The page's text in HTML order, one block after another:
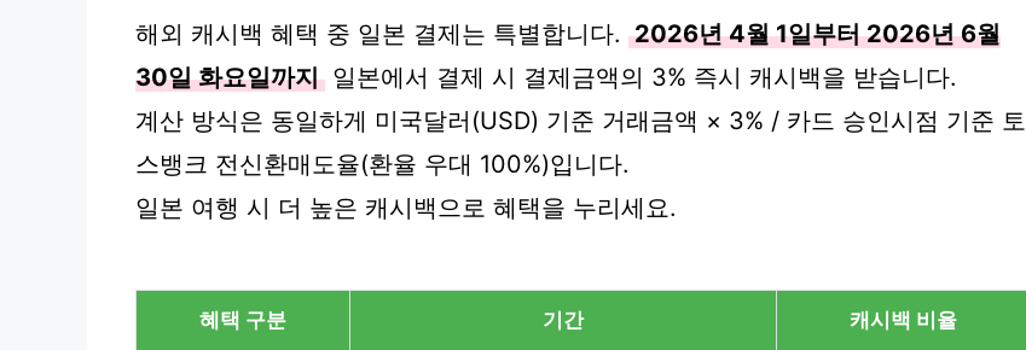
해외 캐시백 혜택 중 일본 결제는 특별합니다. 2026년 4월 1일부터 2026년 6월
30일 화요일까지 일본에서 결제 시 결제금액의 3% 즉시 캐시백을 받습니다.
계산 방식은 동일하게 미국달러(USD) 기준 거래금액 × 3% / 카드 승인시점 기준 토
스뱅크 전신환매도율(환율 우대 100%)입니다.
일본 여행 시 더 높은 캐시백으로 혜택을 누리세요.
혜택 구분 기간 캐시백 비율